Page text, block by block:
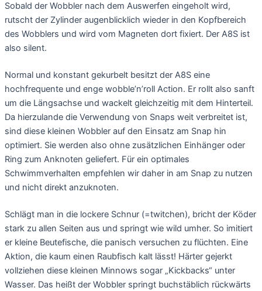
Sobald der Wobbler nach dem Auswerfen eingeholt wird,
rutscht der Zylinder augenblicklich wieder in den Kopfbereich
des Wobblers und wird vom Magneten dort fixiert. Der A8S ist
also silent.
Normal und konstant gekurbelt besitzt der A8S eine
hochfrequente und enge wobble’n’roll Action. Er rollt also sanft
um die Längsachse und wackelt gleichzeitig mit dem Hinterteil.
Da hierzulande die Verwendung von Snaps weit verbreitet ist,
sind diese kleinen Wobbler auf den Einsatz am Snap hin
optimiert. Sie werden also ohne zusätzlichen Einhänger oder
Ring zum Anknoten geliefert. Für ein optimales
Schwimmverhalten empfehlen wir daher in am Snap zu nutzen
und nicht direkt anzuknoten.
Schlägt man in die lockere Schnur (=twitchen), bricht der Köder
stark zu allen Seiten aus und springt wie wild umher. So imitiert
er kleine Beutefische, die panisch versuchen zu flüchten. Eine
Aktion, die kaum einen Raubfisch kalt lässt! Härter gejerkt
vollziehen diese kleinen Minnows sogar „Kickbacks“ unter
Wasser. Das heißt der Wobbler springt buchstäblich rückwärts